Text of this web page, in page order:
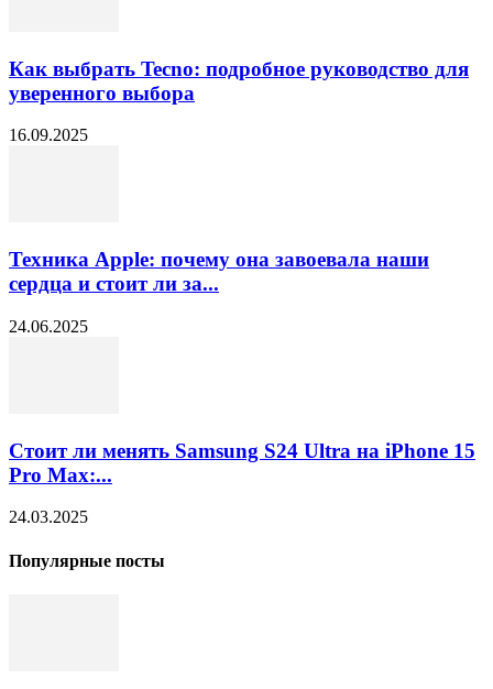
Как выбрать Tecno: подробное руководство для
уверенного выбора
16.09.2025
Техника Apple: почему она завоевала наши
сердца и стоит ли за...
24.06.2025
Стоит ли менять Samsung S24 Ultra на iPhone 15
Pro Max:...
24.03.2025
Популярные посты